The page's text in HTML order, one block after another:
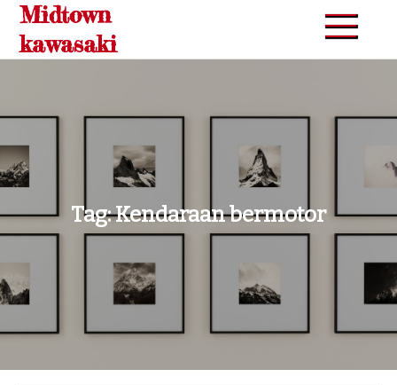
Skip
content
Midtown
kawasaki
Tag:Kendaraan bermotor